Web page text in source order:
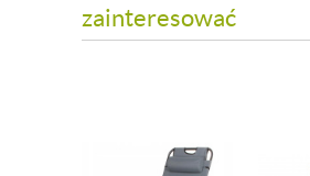
zainteresować